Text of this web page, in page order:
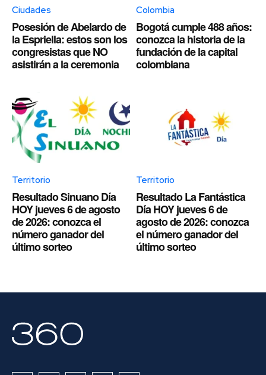
Ciudades
Posesión de Abelardo de
la Espriella: estos son los
congresistas que NO
asistirán a la ceremonia
Colombia
Bogotá cumple 488 años:
conozca la historia de la
fundación de la capital
colombiana
Territorio
Resultado Sinuano Día
HOY jueves 6 de agosto
de 2026: conozca el
número ganador del
último sorteo
Territorio
Resultado La Fantástica
Día HOY jueves 6 de
agosto de 2026: conozca
el número ganador del
último sorteo